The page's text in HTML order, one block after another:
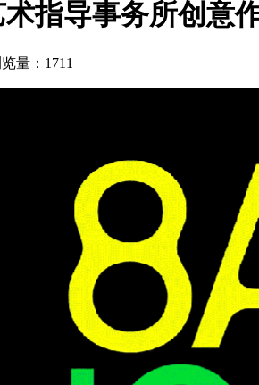
指导事务所创意
量：1711